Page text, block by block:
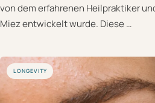
von dem erfahrenen Heilpraktiker
Miez entwickelt wurde. Diese …
LONGEVITY